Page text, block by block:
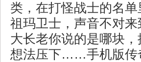
类，在打怪战士的名
祖玛卫士，声音不对
大长老你说的是哪块
想法压下……手机版传